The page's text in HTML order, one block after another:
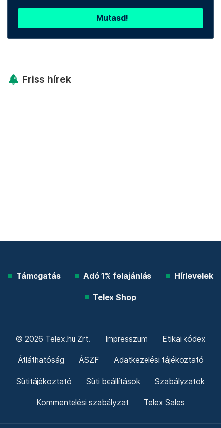
Mutasd!
Friss hírek
Támogatás Adó 1% felajánlás Hírlevelek
Telex Shop
© 2026 Telex.hu Zrt. Impresszum Etikai kódex
Átláthatóság ÁSZF Adatkezelési tájékoztató
Sütitájékoztató Süti beállítások Szabályzatok
Kommentelési szabályzat Telex Sales